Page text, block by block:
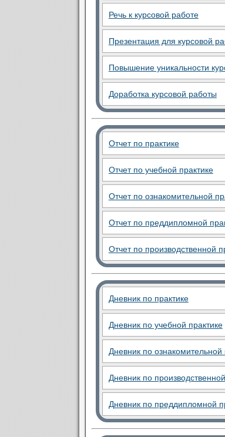
Речь к курсовой работе
Презентация для курсовой
Повышение уникальности
Доработка курсовой работы
Отчет по практике
Отчет по учебной практике
Отчет по ознакомительной
Отчет по преддипломной
Отчет по производственной
Дневник по практике
Дневник по учебной практике
Дневник по ознакомительной
Дневник по
Дневник по преддипломной